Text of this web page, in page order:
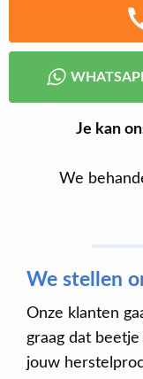
Je kan
We
We stellen
Onze klanten
graag dat
jouw